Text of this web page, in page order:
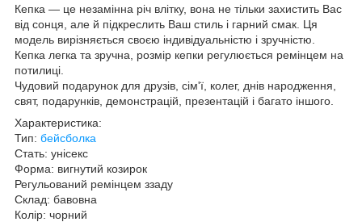
Кепка — це незамінна річ влітку, вона не тільки захистить Вас
від сонця, але й підкреслить Ваш стиль і гарний смак. Ця
модель вирізняється своєю індивідуальністю і зручністю.
Кепка легка та зручна, розмір кепки регулюється ремінцем на
потилиці.
Чудовий подарунок для друзів, сім'ї, колег, днів народження,
свят, подарунків, демонстрацій, презентацій і багато іншого.
Характеристика:
Тип: бейсболка
Стать: унісекс
Форма: вигнутий козирок
Регульований ремінцем ззаду
Склад: бавовна
Колір: чорний